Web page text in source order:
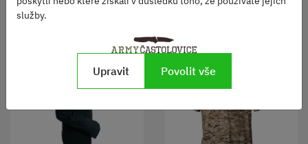
služby.
Upravit Povolit vše